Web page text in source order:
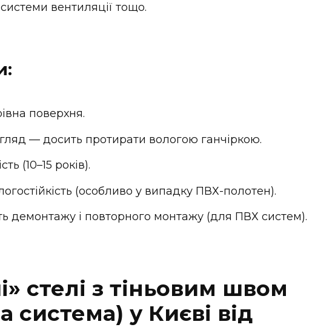
вентиляції тощо.
поверхня.
— досить протирати вологою ганчіркою.
(10–15 років).
(особливо у випадку ПВХ-полотен).
демонтажу і повторного монтажу (для ПВХ систем).
стелі з тіньовим швом
система) у Києві від